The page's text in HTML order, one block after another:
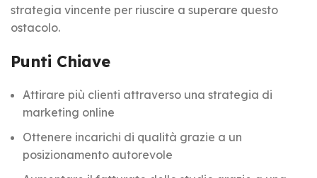
strategia vincente per riuscire a superare questo
ostacolo.
Punti Chiave
Attirare più clienti attraverso una strategia di
marketing online
Ottenere incarichi di qualità grazie a un
posizionamento autorevole